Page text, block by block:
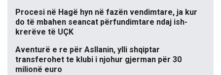
Procesi në Hagë hyn në fazën vendimtare, ja kur
do të mbahen seancat përfundimtare ndaj ish-
krerëve të UÇK
Aventurë e re për Asllanin, ylli shqiptar
transferohet te klubi i njohur gjerman për 30
milionë euro